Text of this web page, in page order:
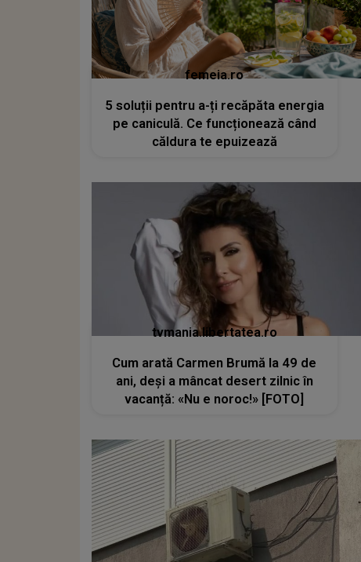
femeia.ro
5 soluții pentru a-ți recăpăta energia
pe caniculă. Ce funcționează când
căldura te epuizează
tvmania.libertatea.ro
Cum arată Carmen Brumă la 49 de
ani, deși a mâncat desert zilnic în
vacanță: «Nu e noroc!» [FOTO]